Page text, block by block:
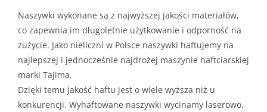
Naszywki wykonane są z najwyższej jakości materiałów,
co zapewnia im długoletnie użytkowanie i odporność na
zużycie. Jako nieliczni w Polsce naszywki haftujemy na
najlepszej i jednocześnie najdrożej maszynie haftciarskiej
marki Tajima.
Dzięki temu jakość haftu jest o wiele wyższa niż u
konkurencji. Wyhaftowane naszywki wycinamy laserowo,